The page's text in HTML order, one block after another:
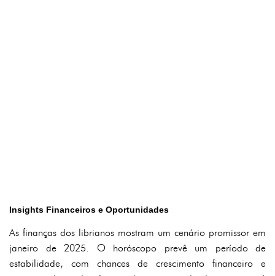
Insights Financeiros e Oportunidades
As finanças dos librianos mostram um cenário promissor em
janeiro de 2025. O horóscopo prevê um período de
estabilidade, com chances de crescimento financeiro e